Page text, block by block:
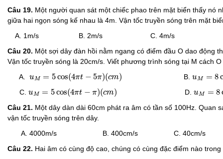
Câu 19. Một người quan sát một chiếc phao trên mặt biển thấy nó
giữa hai ngọn sóng kế nhau là 4m. Vận tốc truyền sóng trên mặt
A. 1m/s B. 2m/s C. 4m/s
Câu 20. Một sợi dây đàn hồi nằm ngang có điểm đầu O dao động
Vận tốc truyền sóng là 20cm/s. Viết phương trình sóng tại M cách
A. uM = 5cos(4πt − 5π)(cm)
cos 4π − π) cm B.uM = 8
C. uM = 5cos(4πt − π)(cm)
cos 4π − cm D.uM = 8
Câu 21. Một dây dàn dài 60cm phát ra âm có tần số 100Hz. Quan
vận tốc truyền sóng trên dây.
A. 4000m/s B. 400cm/s C. 40cm/s
Câu 22. Hai âm có cùng độ cao, chúng có cùng đặc điểm nào